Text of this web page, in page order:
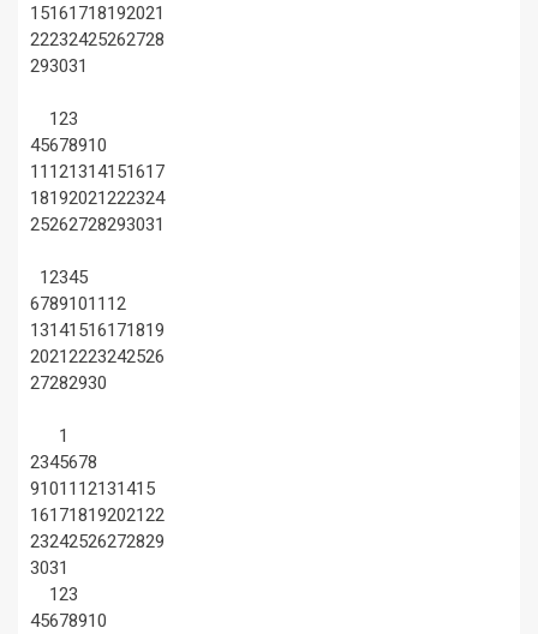
15161718192021
22232425262728
293031
123
45678910
11 121314151617
18192021222324
25262728293031
12345
67891011 12
13141516171819
20212223242526
27282930
1
2345678
91011 12131415
16171819202122
23242526272829
3031
123
45678910